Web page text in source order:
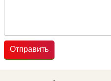
Отправить